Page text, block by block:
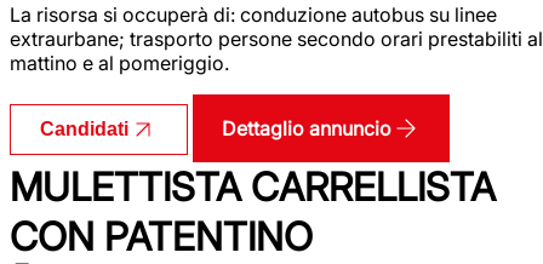
La risorsa si occuperà di: conduzione autobus su linee
extraurbane; trasporto persone secondo orari prestabiliti al
mattino e al pomeriggio.
Candidati Dettaglio annuncio
MULETTISTA CARRELLISTA
CON PATENTINO